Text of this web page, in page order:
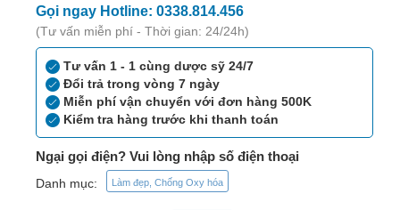
Cơ
xương,
Khớp
Mắt
sinh,
khuẩn
Gọi ngay Hotline: 0338.814.456
(Tư vấn miễn phí - Thời gian: 24/24h)
Tư vấn 1 - 1 cùng dược sỹ 24/7
Đổi trả trong vòng 7 ngày
Miễn phí vận chuyển với đơn hàng 500K
Kiểm tra hàng trước khi thanh toán
Ngại gọi điện? Vui lòng nhập số điện thoại
Danh mục: Làm đẹp, Chống Oxy hóa